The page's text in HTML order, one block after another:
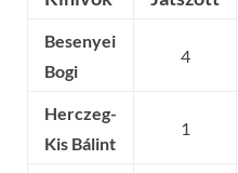
Besenyei
Bogi
4
Herczeg-
Kis Bálint
1